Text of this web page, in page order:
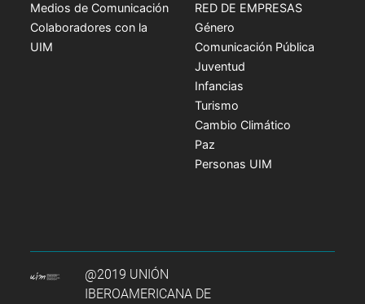
Medios de Comunicación
Colaboradores con la
UIM
RED DE EMPRESAS
Género
Comunicación Pública
Juventud
Infancias
Turismo
Cambio Climático
Paz
Personas UIM
@2019 UNIÓN
IBEROAMERICANA DE